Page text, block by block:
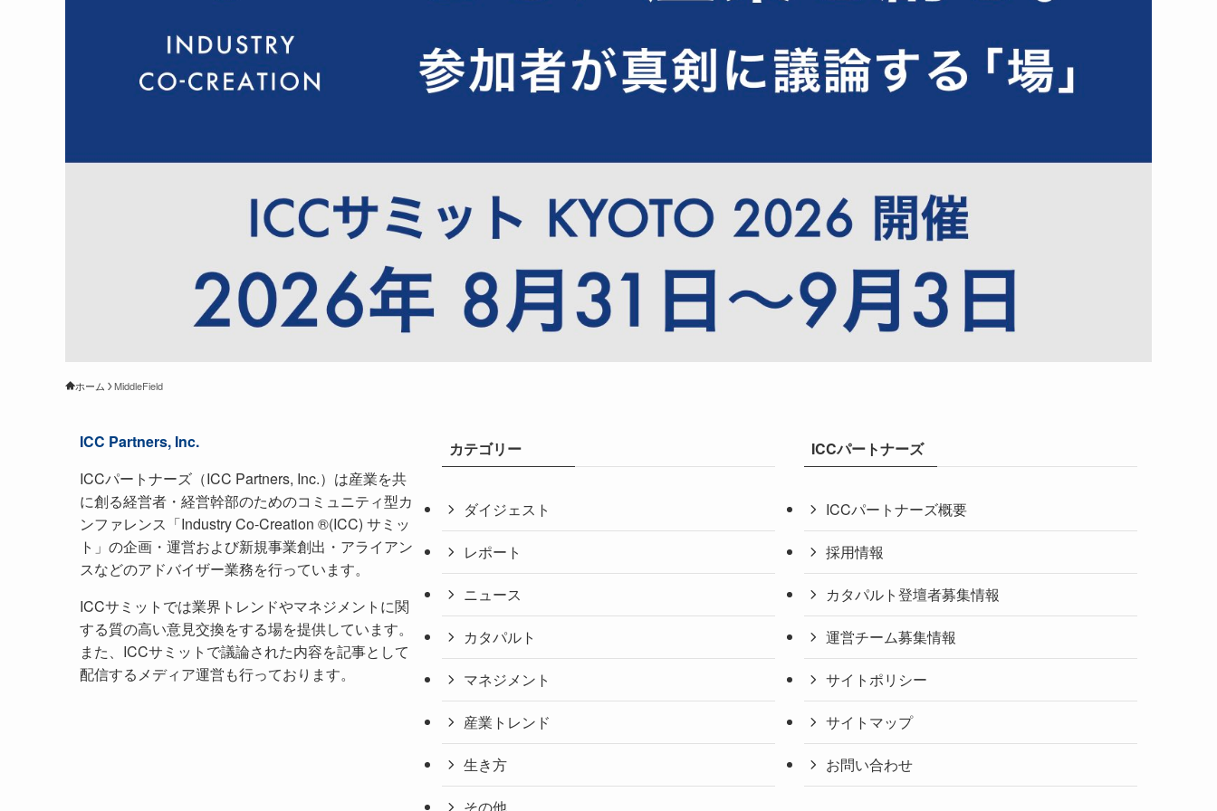
ホーム MiddleField
ICC Partners, Inc.
ICCパートナーズ（ICC Partners, Inc.）は産業を共
に創る経営者・経営幹部のためのコミュニティ型カ
ンファレンス「Industry Co-Creation ®(ICC) サミッ
ト」の企画・運営および新規事業創出・アライアン
スなどのアドバイザー業務を行っています。
ICCサミットでは業界トレンドやマネジメントに関
する質の高い意見交換をする場を提供しています。
また、ICCサミットで議論された内容を記事として
配信するメディア運営も行っております。
カテゴリー
ダイジェスト
レポート
ニュース
カタパルト
マネジメント
産業トレンド
生き方
ICCパートナーズ
ICCパートナーズ概要
採用情報
カタパルト登壇者募集情報
運営チーム募集情報
サイトポリシー
サイトマップ
お問い合わせ